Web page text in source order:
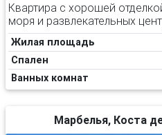
Квартира с хорошей
моря и развлекательных
Жилая площадь
Спален
Ванных комнат
Марбелья, Коста